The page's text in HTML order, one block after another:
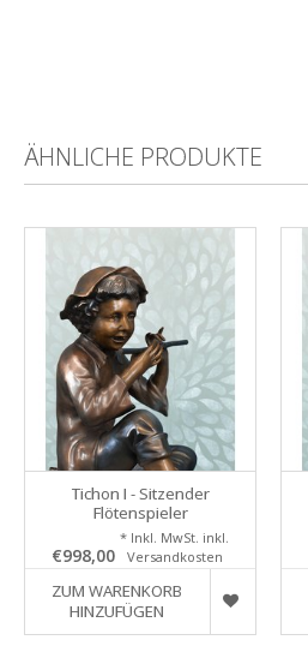
ÄHNLICHE PRODUKTE
Tichon I - Sitzender
Flötenspieler
€998,00
* Inkl. MwSt. inkl.
Versandkosten
ZUM WARENKORB
HINZUFÜGEN